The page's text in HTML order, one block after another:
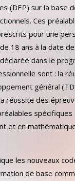
(DEP) sur la base
Ces
pour une
18 ans à la date
dans le
sont : la
général
réussite des
spécifiques
et en
les nouveaux
de base